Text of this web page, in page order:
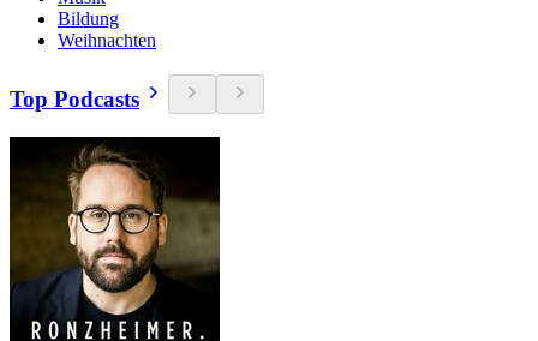
Bildung
Weihnachten
Top Podcasts